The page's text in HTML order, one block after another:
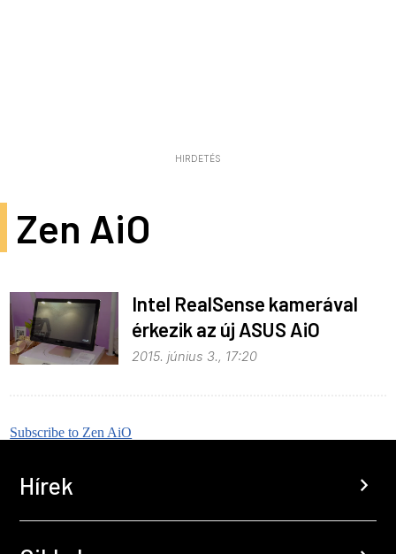
HIRDETÉS
Zen AiO
Intel RealSense kamerával
érkezik az új ASUS AiO
2015. június 3., 17:20
Subscribe to Zen AiO
Hírek chevron_right